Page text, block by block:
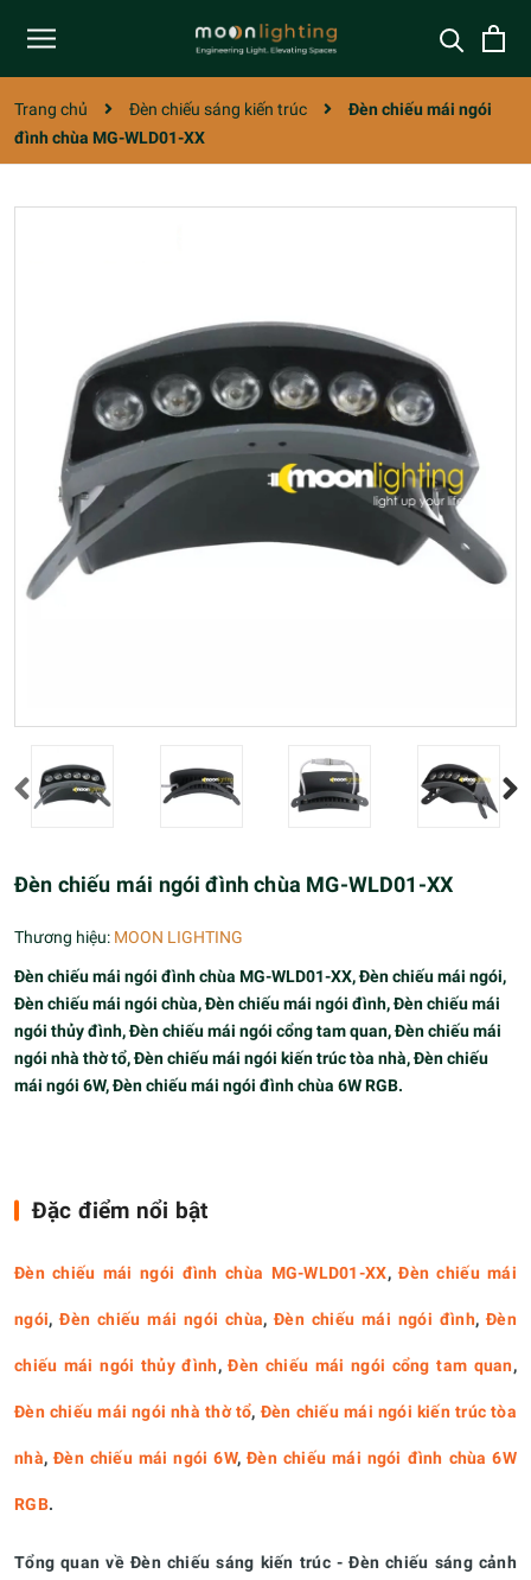
Trang chủ Đèn chiếu sáng kiến trúc
Đèn chiếu mái ngói
đình chùa MG-WLD01-XX
Đèn chiếu mái ngói đình chùa MG-WLD01-XX
Thương hiệu: MOON LIGHTING
Đèn chiếu mái ngói đình chùa MG-WLD01-XX, Đèn chiếu mái ngói,
Đèn chiếu mái ngói chùa, Đèn chiếu mái ngói đình, Đèn chiếu mái
ngói thủy đình, Đèn chiếu mái ngói cổng tam quan, Đèn chiếu mái
ngói nhà thờ tổ, Đèn chiếu mái ngói kiến trúc tòa nhà, Đèn chiếu
mái ngói 6W, Đèn chiếu mái ngói đình chùa 6W RGB.
Đặc điểm nổi bật
Đèn chiếu mái ngói đình chùa MG-WLD01-XX,Đèn chiếu mái
ngói,Đèn chiếu mái ngói chùa,Đèn chiếu mái ngói đình,Đèn
chiếu mái ngói thủy đình,Đèn chiếu mái ngói cổng tam quan,
Đèn chiếu mái ngói nhà thờ tổ, Đèn chiếu mái ngói kiến trúc tòa
nhà, Đèn chiếu mái ngói 6W,Đèn chiếu mái ngói đình chùa 6W
RGB.
Tổng quan về Đèn chiếu sáng kiến trúc - Đèn chiếu sáng cảnh